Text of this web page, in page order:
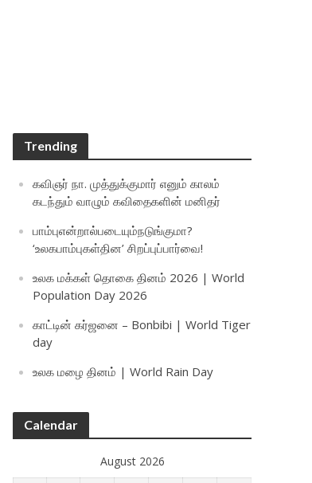
Trending
கவிஞர் நா. முத்துக்குமார் எனும் காலம்
கடந்தும் வாழும் கவிதைகளின் மனிதர்
பாம்புஎன்றால்படையும்நடுங்குமா?
‘உலகபாம்புகள்தின’ சிறப்புப்பார்வை!
உலக மக்கள் தொகை தினம் 2026 | World
Population Day 2026
காட்டின் கர்ஜனை – Bonbibi | World Tiger
day
உலக மழை தினம் | World Rain Day
Calendar
August 2026